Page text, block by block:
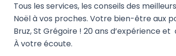
Tous les services, les conseils des
Noël à vos proches. Votre bien-être aux
Bruz, St Grégoire ! 20 ans d’expérience et
À votre écoute.